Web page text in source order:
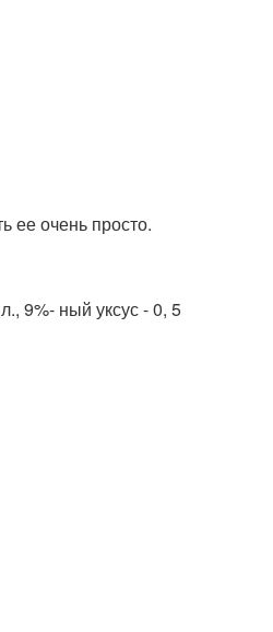
ее очень просто.
9%- ный уксус - 0, 5